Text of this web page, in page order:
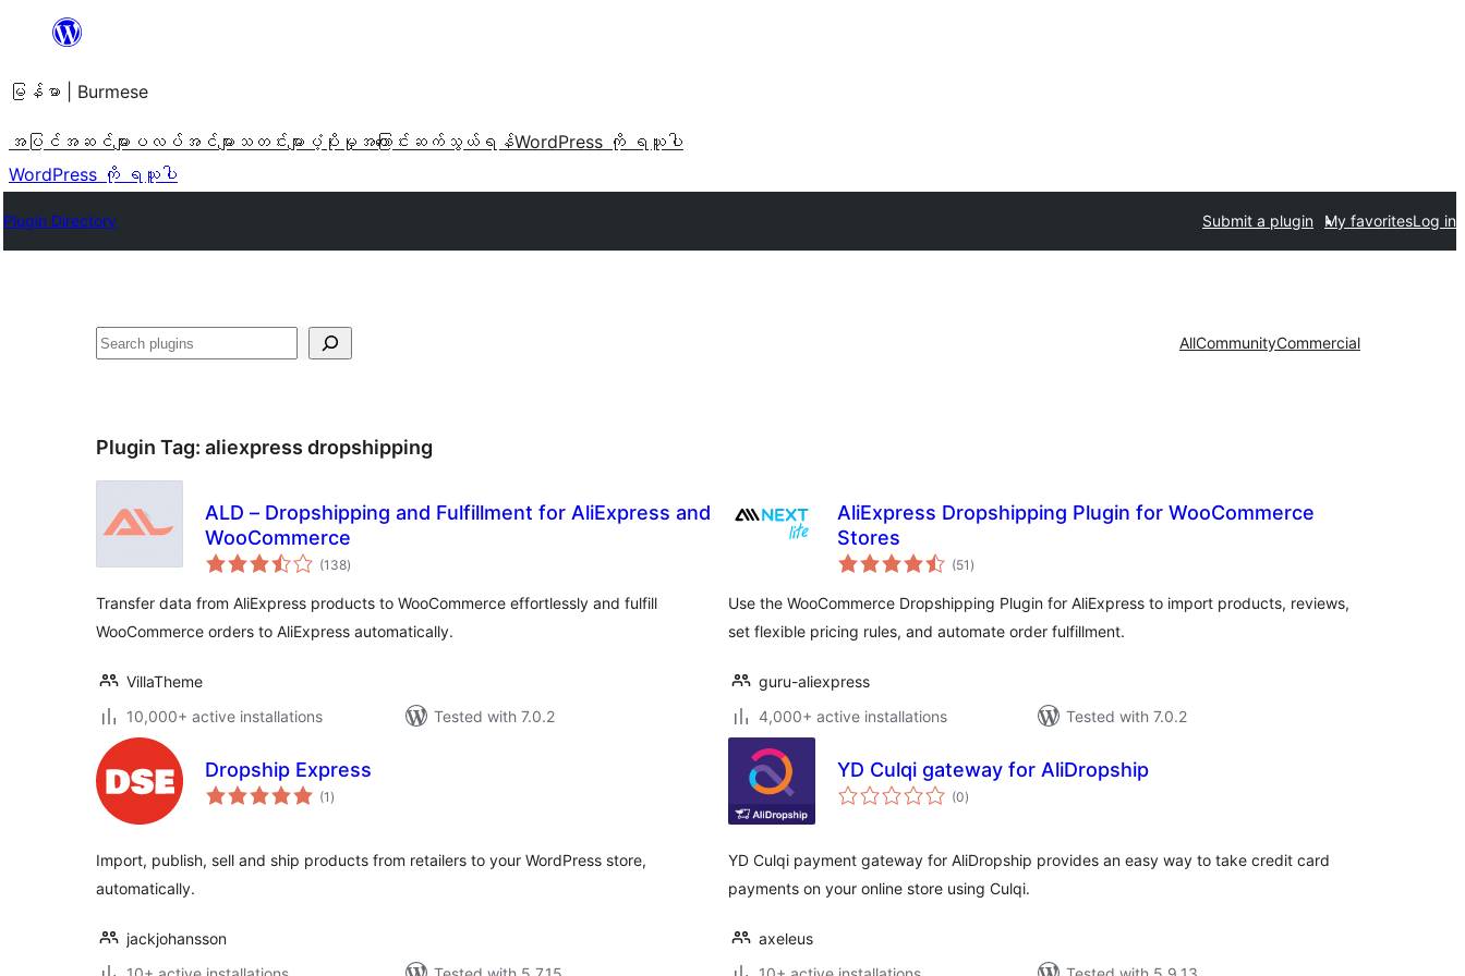
အကြောင်းအရာ
ကျော်သွား
ရန်
မြန်မာ | Burmese
အပြင်အဆင်များ ပလပ်အင်များ သတင်းများ ပံ့ပိုးမှု အကြောင်း ဆက်သွယ်ရန်WordPress ကို ရယူပါ
WordPress ကို ရယူပါ
Plugin Directory Submit a plugin My favoritesLog in
ရှာ
AllCommunityCommercial
Plugin Tag: aliexpress dropshipping
ALD – Dropshipping and Fulfillment for AliExpress and
WooCommerce
(138total
ratings
)
Transfer data from AliExpress products to WooCommerce effortlessly and fulfill
WooCommerce orders to AliExpress automatically.
VillaTheme
10,000+ active installations
Tested with 7.0.2
AliExpress Dropshipping Plugin for WooCommerce
Stores
(51 total
ratings
)
Use the WooCommerce Dropshipping Plugin for AliExpress to import products, reviews,
set flexible pricing rules, and automate order fulfillment.
guru-aliexpress
4,000+ active installations
Tested with 7.0.2
Dropship Express
(1 total
ratings
)
Import, publish, sell and ship products from retailers to your WordPress store,
automatically.
jackjohansson
YD Culqi gateway for AliDropship
(0total
ratings
)
YD Culqi payment gateway for AliDropship provides an easy way to take credit card
payments on your online store using Culqi.
axeleus